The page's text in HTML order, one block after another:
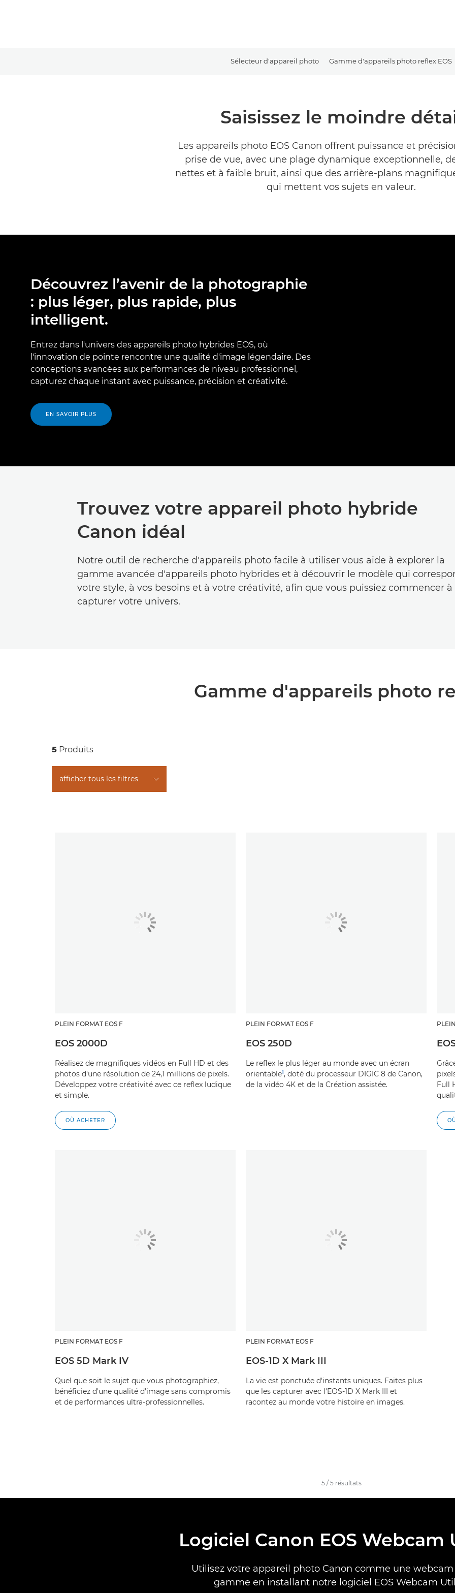
Sélecteur d'appareil photo Gamme d'appareils photo reflex EOS
Saisissez le moindre
Les appareils photo EOS Canon offrent puissance et
prise de vue, avec une plage dynamique exceptionnelle,
nettes et à faible bruit, ainsi que des arrière-plans
qui mettent vos sujets en valeur.
Découvrez l’avenir de la photographie
: plus léger, plus rapide, plus
intelligent.
Entrez dans l'univers des appareils photo hybrides EOS, où
l'innovation de pointe rencontre une qualité d'image légendaire. Des
conceptions avancées aux performances de niveau professionnel,
capturez chaque instant avec puissance, précision et créativité.
EN SAVOIR PLUS
Trouvez votre appareil photo hybride
Canon idéal
Notre outil de recherche d'appareils photo facile à utiliser vous aide à explorer la
gamme avancée d'appareils photo hybrides et à découvrir le modèle qui
votre style, à vos besoins et à votre créativité, afin que vous puissiez commencer à
capturer votre univers.
Gamme d'appareils photo
5 Produits
afficher tous les filtres
PLEIN FORMAT EOS F
EOS 2000D
Réalisez de magnifiques vidéos en Full HD et des
photos d'une résolution de 24,1 millions de pixels.
Développez votre créativité avec ce reflex ludique
et simple.
OÙ ACHETER
PLEIN FORMAT EOS F
EOS 250D
Le reflex le plus léger au monde avec un écran
orientable1, doté du processeur DIGIC 8 de Canon,
de la vidéo 4K et de la Création assistée.
Full
PLEIN FORMAT EOS F
EOS 5D Mark IV
Quel que soit le sujet que vous photographiez,
bénéficiez d'une qualité d'image sans compromis
et de performances ultra-professionnelles.
PLEIN FORMAT EOS F
EOS-1D X Mark III
La vie est ponctuée d'instants uniques. Faites plus
que les capturer avec l'EOS-1D X Mark III et
racontez au monde votre histoire en images.
5/ 5 résultats
Logiciel Canon EOS Webcam
Utilisez votre appareil photo Canon comme une
gamme en installant notre logiciel EOS Webcam